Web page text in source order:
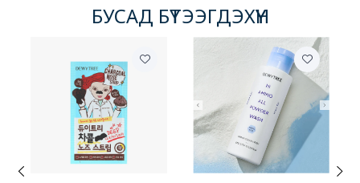
БУСАД БҮТЭЭГДЭХҮҮН